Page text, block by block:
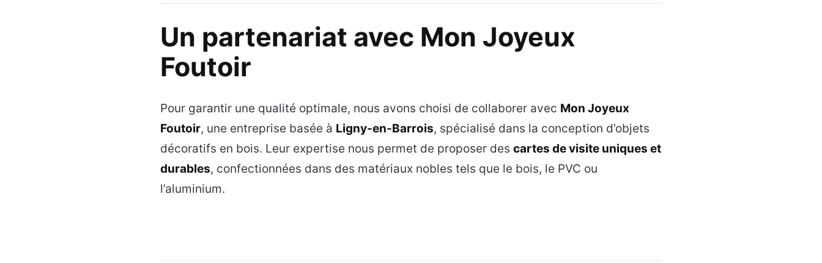
Un partenariat avec Mon Joyeux
Foutoir
Pour garantir une qualité optimale, nous avons choisi de collaborer avec Mon Joyeux
Foutoir, une entreprise basée à Ligny-en-Barrois, spécialisé dans la conception d’objets
décoratifs en bois. Leur expertise nous permet de proposer des cartes de visite uniques et
durables, confectionnées dans des matériaux nobles tels que le bois, le PVC ou
l’aluminium.